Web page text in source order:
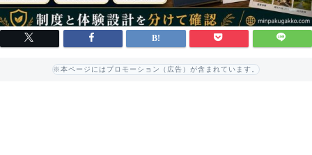
※本ページにはプロモーション（広告）が含まれています。